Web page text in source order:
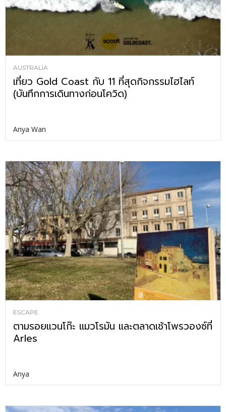
AUSTRALIA
เที่ยว Gold Coast กับ 11 ที่สุดกิจกรรมไฮไลท์
(บันทึกการเดินทางก่อนโควิด)
Anya Wan
ESCAPE
ตามรอยแวนโก๊ะ แมวโรมัน และตลาดเช้าโพรวองซ์ที่
Arles
Anya